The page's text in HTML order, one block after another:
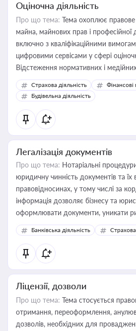
Оціночна діяльність
Про що тема: Тема охоплює
майна, майнових прав і професійної
включно з кваліфікаційними
цифровими сервісами у сфері
Відстеження нормативних і
корисне для власника бізнесу,
бухгалтера під час оподаткування,
державного майна, корпоративних
статусу суб'єктів оціночної діяльності
Страхова діяльність
Фінансові
Будівельна діяльність
Легалізація документів
Про що тема: Нотаріальні
юридичну чинність документів та їх
правовідносинах, у тому числі за
інформація дозволяє бізнесу та
оформлювати документи, уникати
забезпечувати їх належне
контрагентами
Банківська діяльність Страхова
Ліцензії, дозволи
Про що тема: Тема стосується
отримання, переоформлення,
дозволів, необхідних для